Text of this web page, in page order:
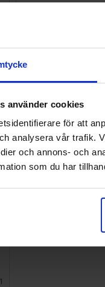
använder cookies
för att
analysera vår trafik.
och annons- och
som du har
247 SEK
1